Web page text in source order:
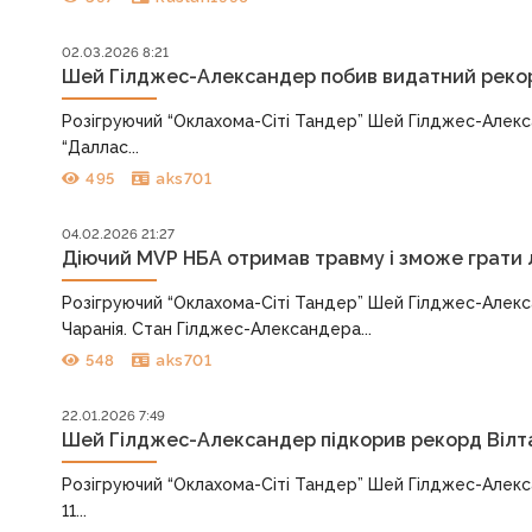
02.03.2026 8:21
Шей Гілджес-Александер побив видатний
Розігруючий “Оклахома-Сіті Тандер” Шей Гілджес-
“Даллас...
495 aks701
04.02.2026 21:27
Діючий MVP НБА отримав травму і зможе грати
Розігруючий “Оклахома-Сіті Тандер” Шей Гілджес-
Чаранія. Стан Гілджес-Александера...
548 aks701
22.01.2026 7:49
Шей Гілджес-Александер підкорив рекорд
Розігруючий “Оклахома-Сіті Тандер” Шей Гілджес-
11...